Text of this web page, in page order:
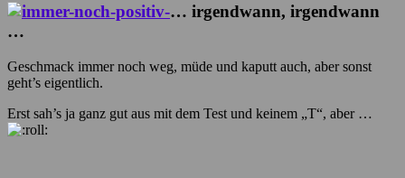
… irgendwann, irgendwann
…
Geschmack immer noch weg, müde und kaputt auch, aber sonst
geht’s eigentlich.
Erst sah’s ja ganz gut aus mit dem Test und keinem „T“, aber …